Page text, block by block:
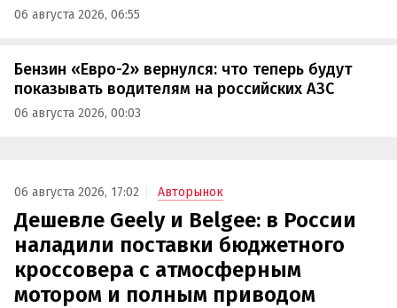
06 августа 2026, 06:55
Бензин «Евро-2» вернулся: что теперь будут
показывать водителям на российских АЗС
06 августа 2026, 00:03
06 августа 2026, 17:02 Авторынок
Дешевле Geely и Belgee: в России
наладили поставки бюджетного
кроссовера с атмосферным
мотором и полным приводом